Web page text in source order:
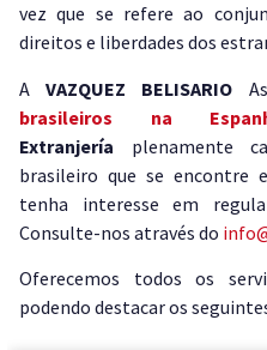
vez que se refere ao
direitos e liberdades dos
AVAZQUEZ BELISARIO
brasileiros na
Extranjería plenamente
brasileiro que se encontre
tenha interesse em
Consulte-nos através do
Oferecemos todos os
podendo destacar os